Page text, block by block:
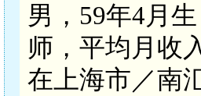
男，59年4月
师，平均月收
在上海市／南